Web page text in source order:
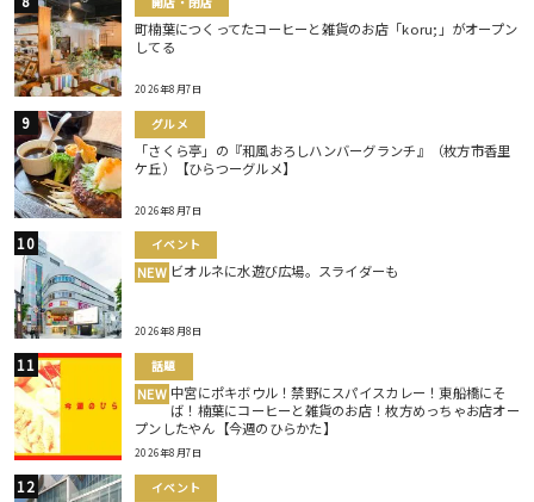
町楠葉につくってたコーヒーと雑貨のお店「koru;」がオープン
してる
2026年8月7日
グルメ
「さくら亭」の『和風おろしハンバーグランチ』（枚方市香里
ケ丘）【ひらつーグルメ】
2026年8月7日
イベント
NEW ビオルネに水遊び広場。スライダーも
2026年8月8日
話題
NEW 中宮にポキボウル！禁野にスパイスカレー！東船橋にそ
ば！楠葉にコーヒーと雑貨のお店！枚方めっちゃお店オー
プンしたやん【今週のひらかた】
2026年8月7日
イベント